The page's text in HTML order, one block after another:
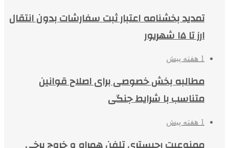
تمدید بخشنامه اعتبار ثبت سفارشات بدون انتقال
ارز تا ۱۵ شهریور
1 هفته پیش
مطالبه بخش خصوصی برای اصلاح قوانین
متناسب با شرایط جنگی
1 هفته پیش